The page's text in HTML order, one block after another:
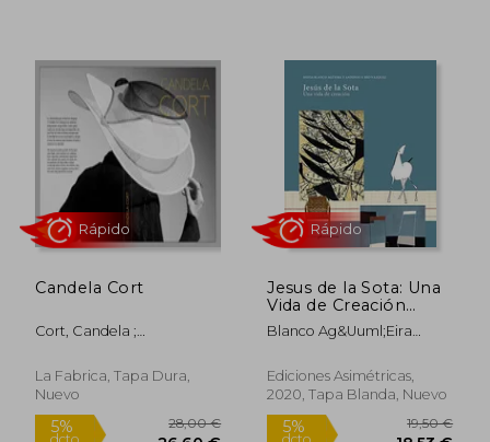
5%
dcto.
19,95 €
18,95 €
5%
dcto.
Candela Cort
Cort, Candela ;
La Fabrica, Tapa Dura,
Nuevo
Jesus de la Sota: Una
Vida de Creación
(Arquitectura)
Blanco Ag&Uuml;Eira
V&Aacute;Zquez Antonio
S.
Ediciones Asimétricas,
2020, Tapa Blanda, Nuevo